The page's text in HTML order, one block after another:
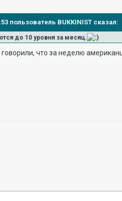
пользователь BUKKINIST сказал:
до 10 уровня за месяц.
что за неделю